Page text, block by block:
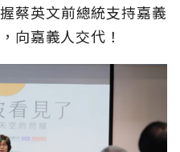
蔡英文前總統支持嘉義
向嘉義人交代！